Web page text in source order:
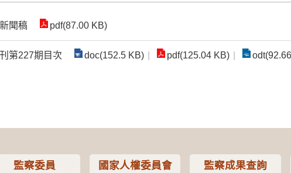
聞稿 pdf(87.00 KB)
第227期目次 doc(152.5 KB) pdf(125.04 KB)
監察委員 國家人權委員會 監察成果查詢